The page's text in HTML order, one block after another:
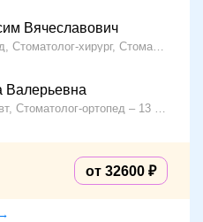
Вячеславович
Стоматолог-ортопед 13 лет опыта
от 32600